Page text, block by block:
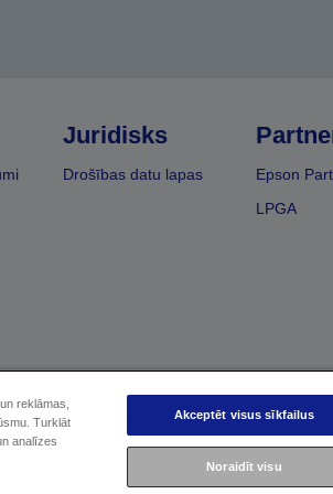
Juridisks
Drošības datu lapas
Epson
LPGA
EU Data Act Compliance
reklāmas,
Turklāt
analīzes
Akceptēt visus sīkfailus
Noraidīt visu